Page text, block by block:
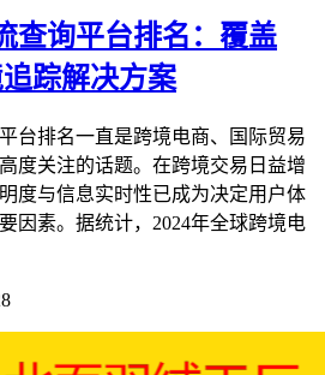
查询平台排名：覆盖
踪解决方案
台排名一直是跨境电商、国际贸易
度关注的话题。在跨境交易日益增
度与信息实时性已成为决定用户体
因素。据统计，2024年全球跨境电